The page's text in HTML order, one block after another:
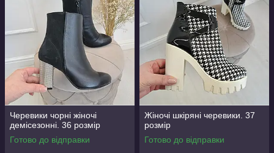
Черевики чорні жіночі
демісезонні. 36 розмір
Готово до відправки
Жіночі шкіряні черевики. 37
розмір
Готово до відправки